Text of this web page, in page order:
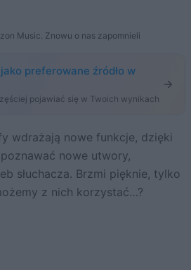
Music. Znowu o nas zapomnieli
jako preferowane źródło w
pojawiać się w Twoich wynikach
nowe utwory,
słuchacza. Brzmi pięknie, tylko
z nich korzystać…?